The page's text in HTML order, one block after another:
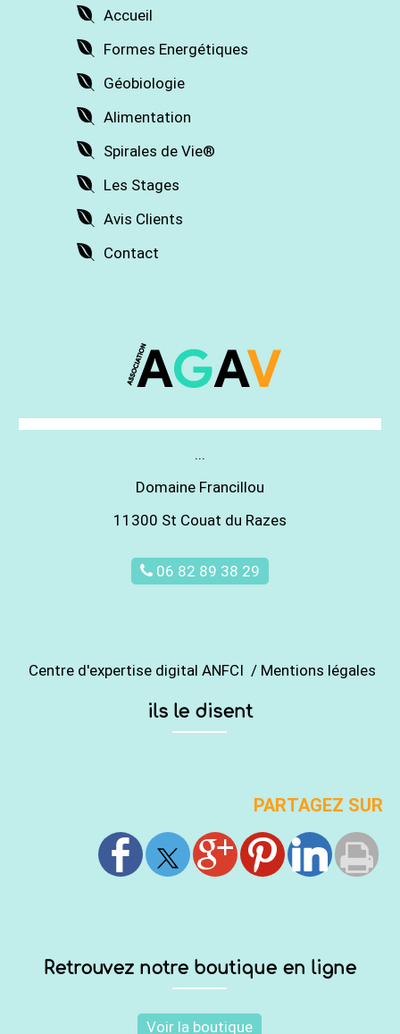
Accueil
Formes Energétiques
Géobiologie
Alimentation
Spirales de Vie®
Les Stages
Avis Clients
Contact
...
Domaine Francillou
11300 St Couat du Razes
06 82 89 38 29
Centre d'expertise digital ANFCI / Mentions légales
ils le disent
PARTAGEZ SUR
Retrouvez notre boutique en ligne
Voir la boutique